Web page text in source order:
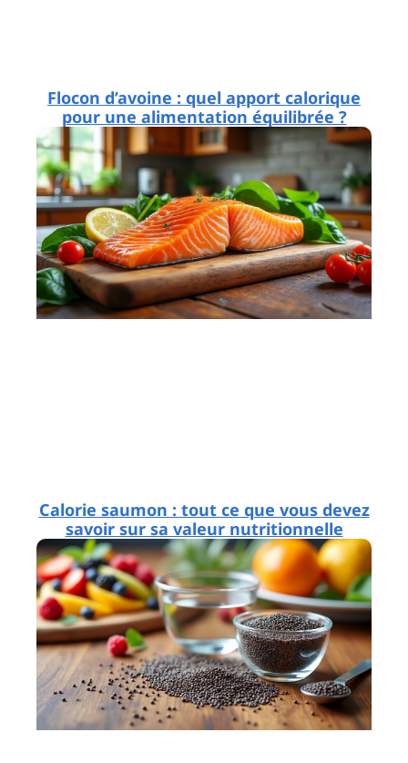
Flocon d’avoine : quel apport calorique
pour une alimentation équilibrée ?
Calorie saumon : tout ce que vous devez
savoir sur sa valeur nutritionnelle